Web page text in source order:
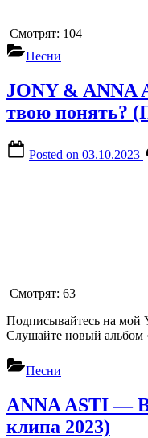
Смотрят: 104
Песни
JONY & ANNA
твою понять?
Posted on 03.10.2023
Смотрят: 63
Подписывайтесь на мой
Слушайте новый
Песни
ANNA ASTI —
клипа 2023)